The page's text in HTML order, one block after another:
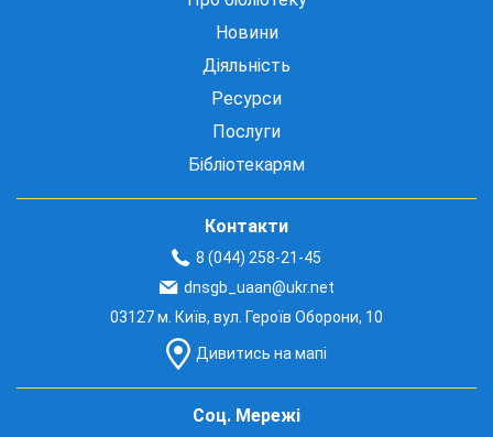
Новини
Діяльність
Ресурси
Послуги
Бібліотекарям
Контакти
8 (044) 258-21-45
dnsgb_uaan@ukr.net
03127 м. Київ, вул. Героїв Оборони, 10
Дивитись на мапі
Соц. Мережі